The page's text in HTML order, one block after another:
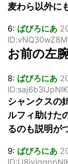
麦わら以外に
6: ばびろにあ
お前の左
8: ばびろにあ
シャンクスの
ルフィ助けた
るのも説明が
9: ばびろにあ